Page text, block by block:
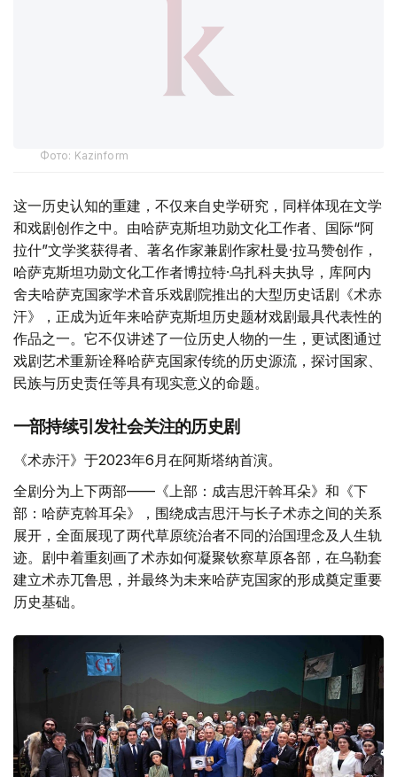
这一历史认知的重建，不仅来自史学研究，同样体现在文学
和戏剧创作之中。由哈萨克斯坦功勋文化工作者、国际“阿
拉什”文学奖获得者、著名作家兼剧作家杜曼·拉马赞创作，
哈萨克斯坦功勋文化工作者博拉特·乌扎科夫执导，库阿内
舍夫哈萨克国家学术音乐戏剧院推出的大型历史话剧《术赤
汗》，正成为近年来哈萨克斯坦历史题材戏剧最具代表性的
作品之一。它不仅讲述了一位历史人物的一生，更试图通过
戏剧艺术重新诠释哈萨克国家传统的历史源流，探讨国家、
一部持续引发社会关注的历史剧
《术赤汗》于2023年6月在阿斯塔纳首演。
全剧分为上下两部——《上部：成吉思汗斡耳朵》和《下
部：哈萨克斡耳朵》，围绕成吉思汗与长子术赤之间的关系
展开，全面展现了两代草原统治者不同的治国理念及人生轨
迹。剧中着重刻画了术赤如何凝聚钦察草原各部，在乌勒套
建立术赤兀鲁思，并最终为未来哈萨克国家的形成奠定重要